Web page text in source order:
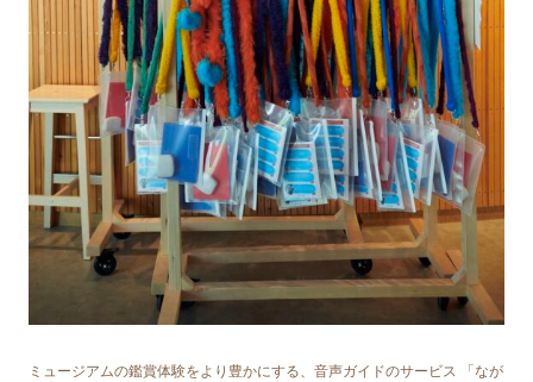
ミュージアムの鑑賞体験をより豊かにする、⾳声ガイドのサービス 「なが